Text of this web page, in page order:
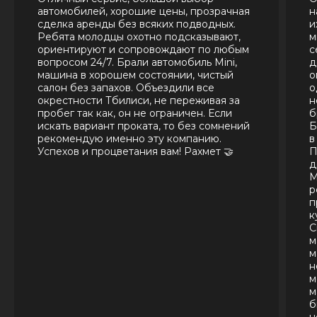
автомобилей, хорошие цены, прозрачная
сделка аренды без всяких подводных.
Ребята молодцы охотно подсказывают,
ориентируют и сопровождают по любым
вопросом 24/7. Брали автомобиль Mini,
машина в хорошем состоянии, чистый
салон без запахов. Объездили все
окрестности Тбилиси, не переживая за
пробег так как, он не ограничен. Если
искать вариант проката, то без сомнений
рекомендую именно эту компанию.
Успехов и процветания вам! Рахмет 🤝